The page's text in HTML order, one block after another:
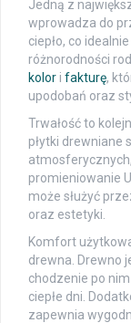
Jedną z
wprowadza do
ciepło, co
różnorodności
kolor i fakturę,
upodobań oraz
Trwałość to
płytki drewniane
promieniowanie
może służyć
oraz estetyki.
Komfort
drewna. Drewno
chodzenie po
ciepłe dni.
zapewnia